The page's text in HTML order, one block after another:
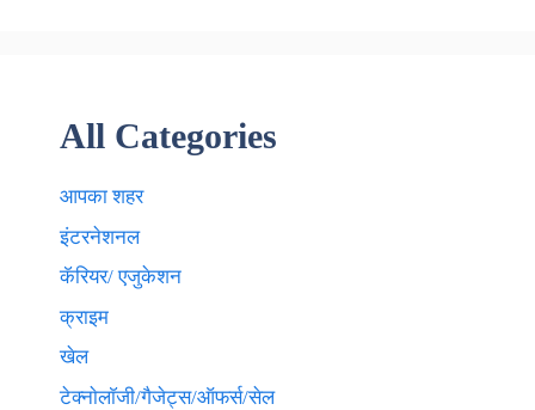
All Categories
आपका शहर
इंटरनेशनल
कॅरियर/ एजुकेशन
क्राइम
खेल
टेक्नाेलाॅजी/गैजेट्स/ऑफर्स/सेल